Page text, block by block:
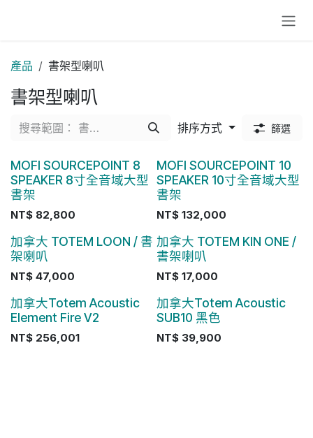
產品 書架型喇叭
書架型喇叭
排序方式 篩選
MOFI SOURCEPOINT 8
SPEAKER 8寸全音域大型
書架
NT$ 82,800
MOFI SOURCEPOINT 10
SPEAKER 10寸全音域大型
書架
NT$ 132,000
加拿大 TOTEM LOON / 書
架喇叭
NT$ 47,000
加拿大 TOTEM KIN ONE /
書架喇叭
NT$ 17,000
加拿大Totem Acoustic
Element Fire V2
NT$ 256,001
加拿大Totem Acoustic
SUB10 黑色
NT$ 39,900